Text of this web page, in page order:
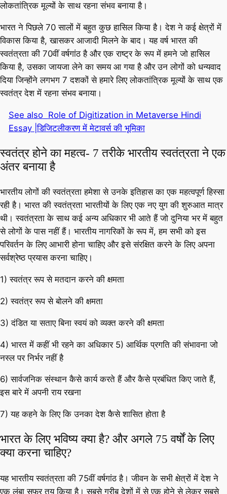
लोकतांत्रिक मूल्यों के साथ रहना संभव बनाया है।
भारत ने पिछले 70 सालों में बहुत कुछ हासिल किया है। देश ने कई क्षेत्रों में
विकास किया है, खासकर आजादी मिलने के बाद। यह वर्ष भारत की
स्वतंत्रता की 70वीं वर्षगांठ है और एक राष्ट्र के रूप में हमने जो हासिल
किया है, उसका जायजा लेने का समय आ गया है और उन लोगों को धन्यवाद
दिया जिन्होंने लगभग 7 दशकों से हमारे लिए लोकतांत्रिक मूल्यों के साथ एक
स्वतंत्र देश में रहना संभव बनाया।
See also Role of Digitization in Metaverse Hindi
Essay |डिजिटलीकरण में मेटावर्स की भूमिका
स्वतंत्र होने का महत्व- 7 तरीके भारतीय स्वतंत्रता ने एक
अंतर बनाया है
भारतीय लोगों की स्वतंत्रता हमेशा से उनके इतिहास का एक महत्वपूर्ण हिस्सा
रही है। भारत की स्वतंत्रता भारतीयों के लिए एक नए युग की शुरुआत मात्र
थी। स्वतंत्रता के साथ कई अन्य अधिकार भी आते हैं जो दुनिया भर में बहुत
से लोगों के पास नहीं हैं। भारतीय नागरिकों के रूप में, हम सभी को इस
परिवर्तन के लिए आभारी होना चाहिए और इसे संरक्षित करने के लिए अपना
सर्वश्रेष्ठ प्रयास करना चाहिए।
1) स्वतंत्र रूप से मतदान करने की क्षमता
2) स्वतंत्र रूप से बोलने की क्षमता
3) दंडित या सताए बिना स्वयं को व्यक्त करने की क्षमता
4) भारत में कहीं भी रहने का अधिकार 5) आर्थिक प्रगति की संभावना जो
नस्ल पर निर्भर नहीं है
6) सार्वजनिक संस्थान कैसे कार्य करते हैं और कैसे प्रबंधित किए जाते हैं,
इस बारे में अपनी राय रखना
7) यह कहने के लिए कि उनका देश कैसे शासित होता है
भारत के लिए भविष्य क्या है? और अगले 75 वर्षों के लिए
क्या करना चाहिए?
यह भारतीय स्वतंत्रता की 75वीं वर्षगांठ है। जीवन के सभी क्षेत्रों में देश ने
एक लंबा सफर तय किया है। सबसे गरीब देशों में से एक होने से लेकर सबसे